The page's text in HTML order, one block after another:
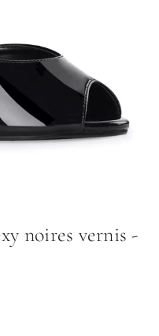
noires vernis -